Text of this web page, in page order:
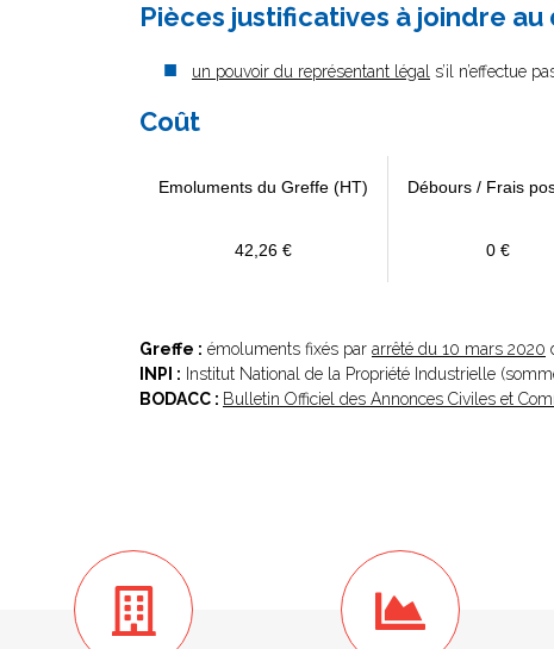
Pièces justificatives à joindre au
un pouvoir du représentant légal s’il n’effectue
Coût
Emoluments du Greffe (HT) Débours / Frais
42,26 € 0 €
Greffe : émoluments fixés par arrêté du 10 mars 2020
INPI : Institut National de la Propriété Industrielle
BODACC : Bulletin Officiel des Annonces Civiles et